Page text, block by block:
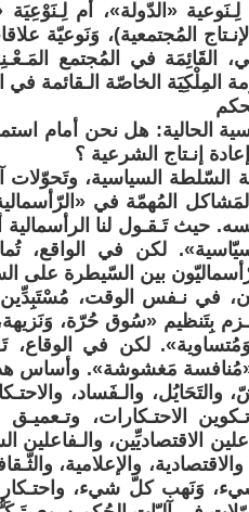
«الدّولة»، أم
المُجتمعية)، وَنَوعيّة
القَائِمَة في المُجتمع
المِلْكِيَة الخاصّة الـقائمة في
الحالية: هل نحن أمام
إنـتاج الشرعية ؟
السّلطة السياسية، وتَحوّلات
المُهمّة في
تَـقـول لنا الرأسمالية
لكن في الواقع،
بين السّيطرة على
في نـفس الوقت، مُسْتَبِدِّين
بِتَنظيم «سُوق حُرّة،
لكن في الوقاع،
«مُنافسة مَغشوشة». وأساس
والتَحَايُل، والـفَساد،
الاحتـكارات، وتـعميـق
الاقتصاديِّين،
والإعلامية،
وَنَهب كلّ شيء،